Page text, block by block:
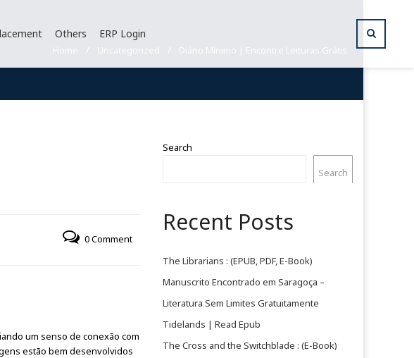
Others ERP Login
/ /
0 Comment
um senso de conexão com
estão bem desenvolvidos
Search
Search
Recent Posts
The Librarians : (EPUB, PDF, E-Book)
Manuscrito Encontrado em Saragoça –
Literatura Sem Limites Gratuitamente
Tidelands | Read Epub
The Cross and the Switchblade : (E-Book)